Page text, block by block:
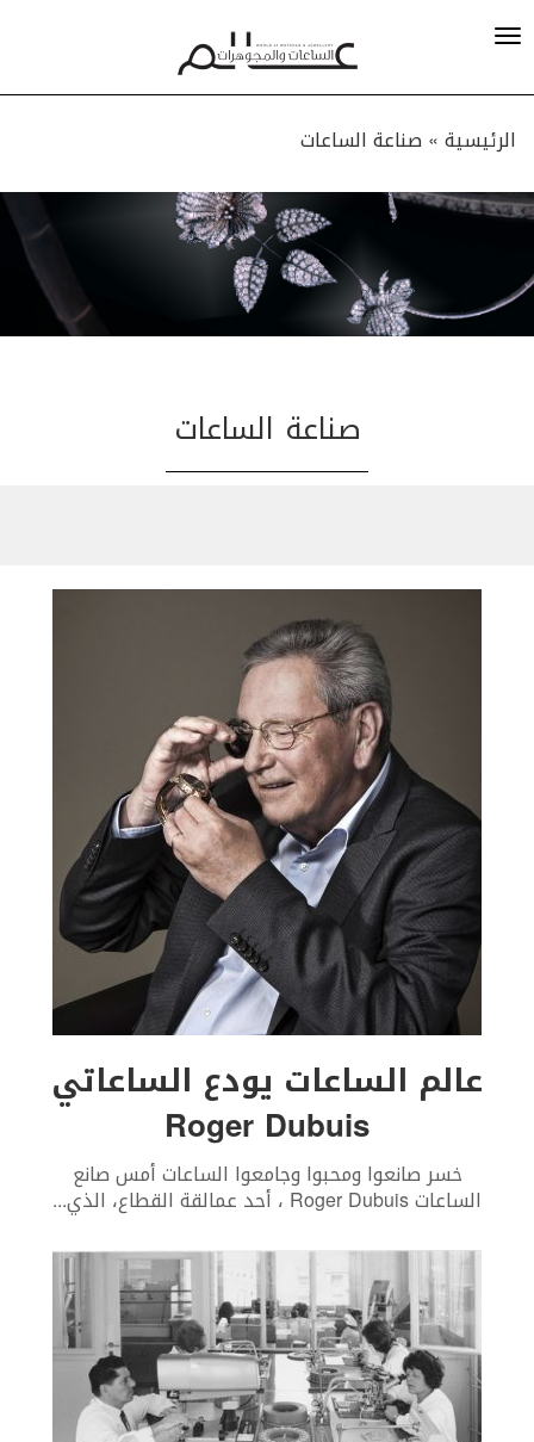
الرئيسية » صناعة الساعات
صناعة الساعات
عالم الساعات يودع الساعاتي
Roger Dubuis
خسر صانعوا ومحبوا وجامعوا الساعات أمس صانع
الساعات Roger Dubuis ، أحد عمالقة القطاع، الذي ...